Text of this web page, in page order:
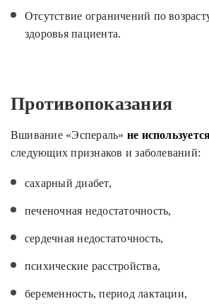
Отсутствие ограничений по
здоровья пациента.
Противопоказания
Вшивание «Эспераль» не
следующих признаков и заболеваний:
сахарный диабет,
печеночная недостаточность,
сердечная недостаточность,
психические расстройства,
беременность, период лактации,